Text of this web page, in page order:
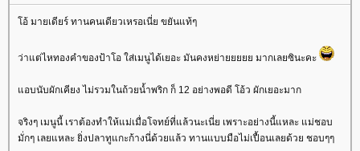
อ้ มายเดียร์ ทานคนเดียวเหรอเนี่ย ขยันแท้ๆ
ว่าแต่ไหทองคำของป้าโอ ใส่เมนูได้เยอะ มันคงหย่ายยยยย มากเลยซินะคะ
อบนับผักเคียง ไม่รวมในถ้วยน้ำพริก ก็ 12 อย่างพอดี โอ้ว ผักเยอะมาก
จริงๆ เมนูนี้ เราต้องทำให้แม่เมื่อโจทย์ที่แล้วนะเนี่ย เพราะอย่างนี้แหละ แม่ชอบ
มั่กๆ เลยแหละ ยิ่งปลาทูแกะก้างนี่ด้วยแล้ว ทานแบบมือไม่เปื้อนเลยด้วย ชอบๆๆ